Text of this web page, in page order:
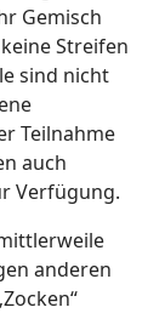
Gemisch
Streifen
sind nicht
Teilnahme
auch
Verfügung.
anderen